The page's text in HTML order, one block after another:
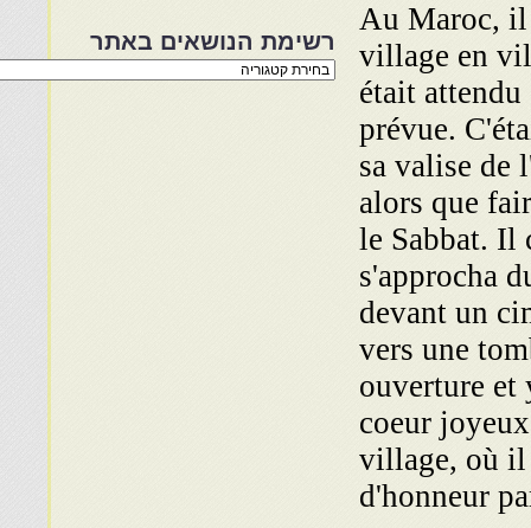
Au Maroc, il
village en
était
prévue.
sa valise de
alors que
le Sabbat. Il
s'approcha
devant un
vers une
ou­verture et
coeur
village, où il
d'honneur
רשימת הנושאים באתר
רשימת
הנושאים